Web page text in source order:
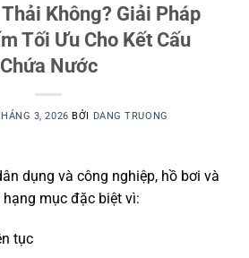
Không? Giải Pháp
Tối Ưu Cho Kết Cấu
Chứa Nước
3, 2026 BỞI DANG TRUONG
dụng và công nghiệp, hồ bơi và
mục đặc biệt vì:
tục